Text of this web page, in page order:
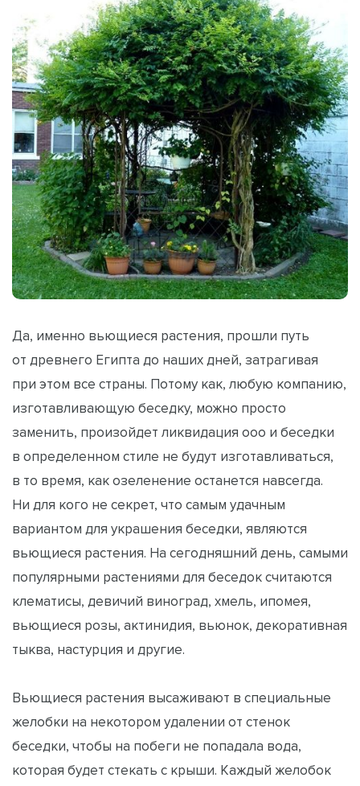
Да, именно вьющиеся растения, прошли путь
от древнего Египта до наших дней, затрагивая
при этом все страны. Потому как, любую компанию,
изготавливающую беседку, можно просто
заменить, произойдет ликвидация ооо и беседки
в определенном стиле не будут изготавливаться,
в то время, как озеленение останется навсегда.
Ни для кого не секрет, что самым удачным
вариантом для украшения беседки, являются
вьющиеся растения. На сегодняшний день, самыми
популярными растениями для беседок считаются
клематисы, девичий виноград, хмель, ипомея,
вьющиеся розы, актинидия, вьюнок, декоративная
тыква, настурция и другие.
Вьющиеся растения высаживают в специальные
желобки на некотором удалении от стенок
беседки, чтобы на побеги не попадала вода,
которая будет стекать с крыши. Каждый желобок